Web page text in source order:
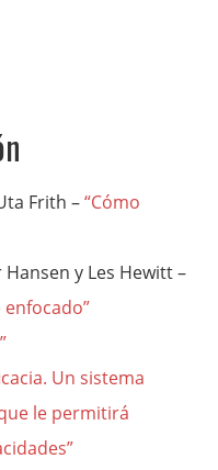
Frith –“Cómo
y Les Hewitt –
Un sistema
le permitirá